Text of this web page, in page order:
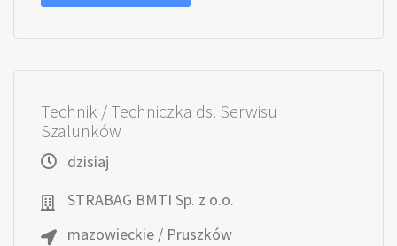
Technik / Techniczka ds. Serwisu
Szalunków
dzisiaj
STRABAG BMTI Sp. z o.o.
mazowieckie / Pruszków